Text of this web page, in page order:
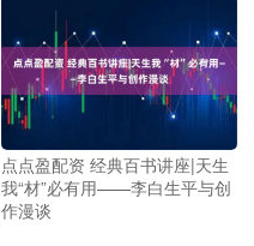
点点盈配资 经典百书讲座|天生
我“材”必有用——李白生平与创
作漫谈